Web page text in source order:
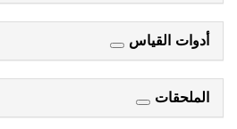
أدوات القياس
الملحقات